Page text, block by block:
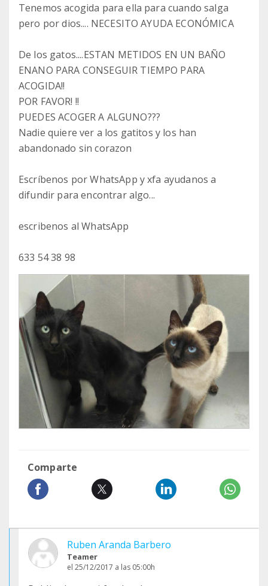
Tenemos acogida para ella para cuando salga
pero por dios.... NECESITO AYUDA ECONÓMICA
De los gatos....ESTAN METIDOS EN UN BAÑO
ENANO PARA CONSEGUIR TIEMPO PARA
ACOGIDA!!
POR FAVOR! !!
PUEDES ACOGER A ALGUNO???
Nadie quiere ver a los gatitos y los han
abandonado sin corazon
Escríbenos por WhatsApp y xfa ayudanos a
difundir para encontrar algo...
escribenos al WhatsApp
633 54 38 98
Comparte
Ruben Aranda Barbero
Teamer
el 25/12/2017 a las 05:00h